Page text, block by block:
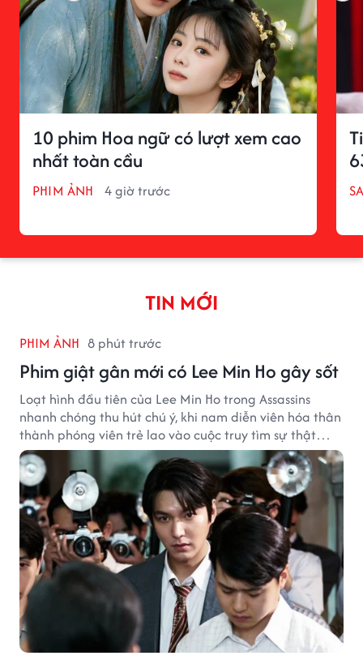
10 phim Hoa ngữ có lượt xem cao
nhất toàn cầu
PHIM ẢNH 4 giờ trước
TIN MỚI
PHIM ẢNH 8 phút trước
Phim giật gân mới có Lee Min Ho gây sốt
Loạt hình đầu tiên của Lee Min Ho trong Assassins
nhanh chóng thu hút chú ý, khi nam diễn viên hóa thân
thành phóng viên trẻ lao vào cuộc truy tìm sự thật
phía sau một vụ ám sát gây chấn động Hàn Quốc.